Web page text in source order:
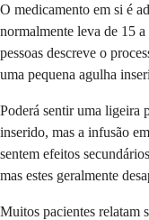
O medicamento em si é
normalmente leva de 15
pessoas descreve o
uma pequena agulha
Poderá sentir uma ligeira
inserido, mas a infusão
sentem efeitos
mas estes geralmente
Muitos pacientes relatam